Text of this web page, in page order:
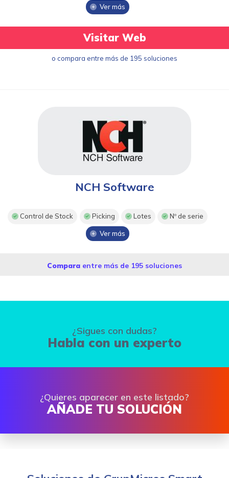
Ver más
Visitar Web
o compara entre más de 195 soluciones
NCH Software
Control de Stock Picking Lotes Nº de serie
Ver más
Compara entre más de 195 soluciones
¿Sigues con dudas?
Habla con un experto
¿Quieres aparecer en este listado?
AÑADE TU SOLUCIÓN